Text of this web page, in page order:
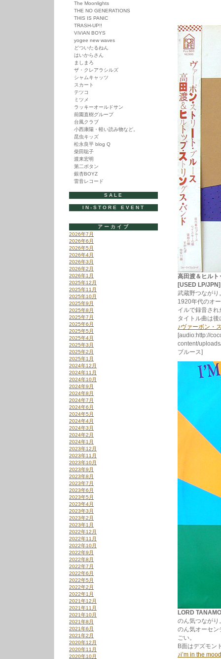
高田渡＆ヒルト
[USED LP/
武蔵野つながり
1920年代のオ
イルで録音され
タイトル曲は
♪ヴァーボン・
[audio:http://
content/
ブルース]
LORD
のん気つながり
のん気オーセ
ごい。
B面はデズモン
♪i’m in the
The Moonlights
THE NO GENERATIONS
THIS IS PANIC
TRASH-UP!!
ViViAN BOYS
yogee new waves
どついたるねん
はいからさん
ましまろ
ザ・クレアラシルズ
シャムキャッツ
スカート
テツコ
ミツメ
ラッキーオールドサン
前園直樹グループ
台風クラブ
小西康陽・軽い読み物など。
昆虫キッズ
松永良平 blog Q
柴田聡子
渡来宏明
第二ボタン
銀杏BOYZ
雷音レコード
SALE
IN-STORE EVENT
アーカイブ
2026年7月
2026年6月
2026年5月
2026年4月
2026年3月
2026年2月
2026年1月
2025年12月
2025年11月
2025年10月
2025年9月
2025年8月
2025年7月
2025年6月
2025年5月
2025年4月
2025年3月
2025年2月
2025年1月
2024年12月
2024年11月
2024年10月
2024年9月
2024年8月
2024年7月
2024年6月
2024年5月
2024年4月
2024年3月
2024年2月
2024年1月
2023年12月
2023年11月
2023年10月
2023年9月
2023年8月
2023年7月
2023年6月
2023年5月
2023年4月
2023年3月
2023年2月
2023年1月
2022年12月
2022年11月
2022年10月
2022年9月
2022年8月
2022年7月
2022年6月
2022年5月
2022年2月
2022年1月
2021年12月
2021年11月
2021年10月
2021年8月
2021年6月
2021年2月
2020年12月
2020年11月
2020年10月